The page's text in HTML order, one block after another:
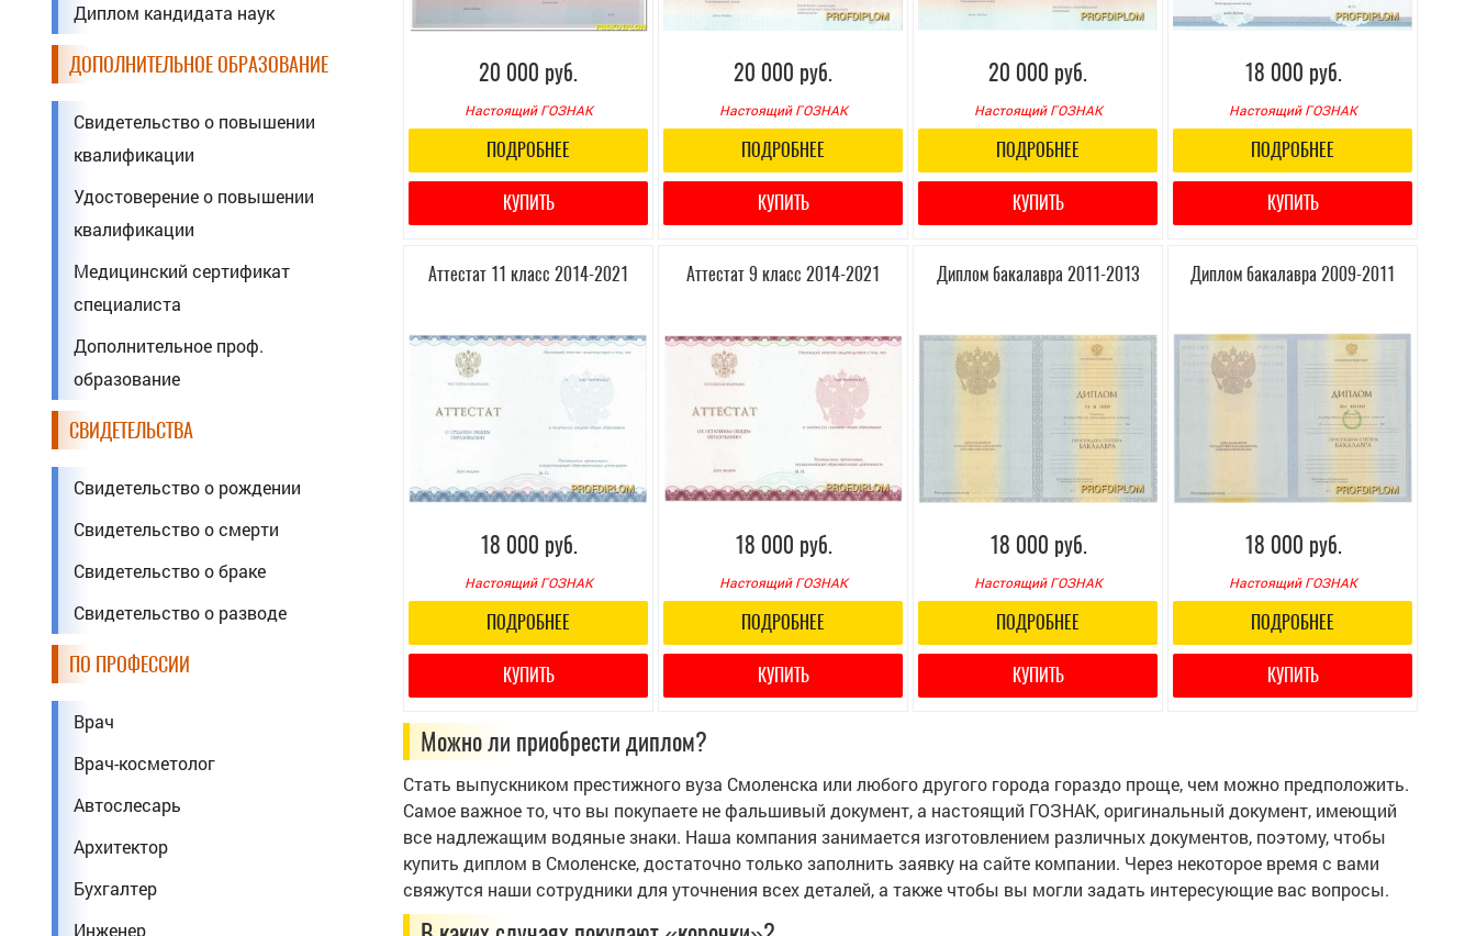
Диплом кандидата наук
ДОПОЛНИТЕЛЬНОЕ ОБРАЗОВАНИЕ
Свидетельство о повышении
квалификации
Удостоверение о повышении
квалификации
Медицинский сертификат
специалиста
Дополнительное проф.
образование
СВИДЕТЕЛЬСТВА
Свидетельство о рождении
Свидетельство о смерти
Свидетельство о браке
Свидетельство о разводе
ПО ПРОФЕССИИ
Врач
Врач-косметолог
Автослесарь
Архитектор
Бухгалтер
Инженер
20 000 руб.
Настоящий ГОЗНАК
ПОДРОБНЕЕ
КУПИТЬ
20 000 руб.
Настоящий ГОЗНАК
ПОДРОБНЕЕ
КУПИТЬ
20 000 руб.
Настоящий ГОЗНАК
ПОДРОБНЕЕ
КУПИТЬ
18 000 руб.
Настоящий ГОЗНАК
ПОДРОБНЕЕ
КУПИТЬ
Аттестат 11 класс 2014-2021
18 000 руб.
Настоящий ГОЗНАК
ПОДРОБНЕЕ
КУПИТЬ
Аттестат 9 класс 2014-2021
18 000 руб.
Настоящий ГОЗНАК
ПОДРОБНЕЕ
КУПИТЬ
Диплом бакалавра 2011-2013
18 000 руб.
Настоящий ГОЗНАК
ПОДРОБНЕЕ
КУПИТЬ
Диплом бакалавра 2009-2011
18 000 руб.
Настоящий ГОЗНАК
ПОДРОБНЕЕ
КУПИТЬ
Можно ли приобрести диплом?
Стать выпускником престижного вуза Смоленска или любого другого города гораздо проще, чем можно предположить.
Самое важное то, что вы покупаете не фальшивый документ, а настоящий ГОЗНАК, оригинальный документ, имеющий
все надлежащим водяные знаки. Наша компания занимается изготовлением различных документов, поэтому, чтобы
купить диплом в Смоленске, достаточно только заполнить заявку на сайте компании. Через некоторое время с вами
свяжутся наши сотрудники для уточнения всех деталей, а также чтобы вы могли задать интересующие вас вопросы.